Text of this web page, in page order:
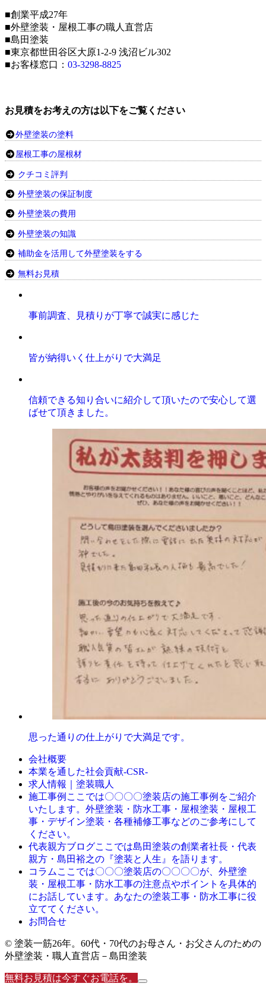
■創業平成27年
■外壁塗装・屋根工事の職人直営店
■島田塗装
■東京都世田谷区大原1-2-9 浅沼ビル302
■お客様窓口： 03-3298-8825
お見積をお考えの方は以下をご覧ください
外壁塗装の塗料
屋根工事の屋根材
クチコミ評判
外壁塗装の保証制度
外壁塗装の費用
外壁塗装の知識
補助金を活用して外壁塗装をする
無料お見積
事前調査、見積りが丁寧で誠実に感じた
皆が納得いく仕上がりで大満足
信頼できる知り合いに紹介して頂いたので安心して選
ばせて頂きました。
思った通りの仕上がりで大満足です。
会社概要
本業を通した社会貢献-CSR-
求人情報｜塗装職人
施工事例 ここでは〇〇〇〇塗装店の施工事例をご紹介
いたします。外壁塗装・防水工事・屋根塗装・屋根工
事・デザイン塗装・各種補修工事などのご参考にして
ください。
代表親方ブログここでは島田塗装の創業者社長・代表
親方・島田裕之の『塗装と人生』を語ります。
コラム ここでは〇〇〇塗装店の〇〇〇〇が、外壁塗
装・屋根工事・防水工事の注意点やポイントを具体的
にお話しています。あなたの塗装工事・防水工事に役
立ててください。
お問合せ
© 塗装一筋26年。60代・70代のお母さん・お父さんのための
外壁塗装・職人直営店－島田塗装
無料お見積は今すぐお電話を。